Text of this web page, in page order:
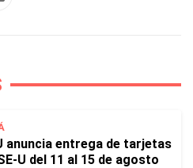
anuncia entrega de tarjetas
U del 11 al 15 de agosto